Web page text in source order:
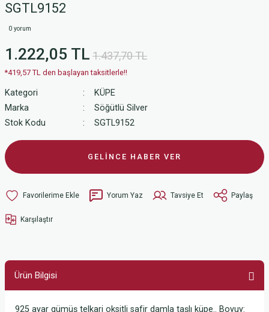
SGTL9152
0 yorum
1.222,05 TL 1.437,70 TL
*419,57 TL den başlayan taksitlerle!!
Kategori
KÜPE
Marka
Söğütlü Silver
Stok Kodu
SGTL9152
GELİNCE HABER VER
Yorum Yaz Tavsiye Et Paylaş
Karşılaştır
Ürün Bilgisi
925 ayar gümüş telkari oksitli safir damla taşlı küpe.. Boyuy: